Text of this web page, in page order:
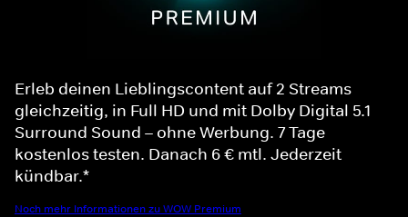
Erleb deinen Lieblingscontent auf 2 Streams
gleichzeitig, in Full HD und mit Dolby Digital 5.1
Surround Sound – ohne Werbung. 7 Tage
kostenlos testen. Danach 6 € mtl. Jederzeit
kündbar.*
Noch mehr Informationen zu WOW Premium